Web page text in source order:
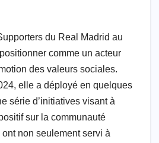
du Real Madrid au
comme un acteur
des valeurs sociales.
elle a déployé en quelques
série d’initiatives visant à
sur la communauté
non seulement servi à